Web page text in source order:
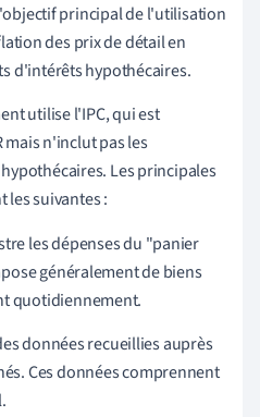
principal de l'utilisation
des prix de détail en
d'intérêts hypothécaires.
utilise l'IPC, qui est
n'inclut pas les
Les principales
les suivantes :
les dépenses du "panier
généralement de biens
quotidiennement.
données recueillies auprès
Ces données comprennent